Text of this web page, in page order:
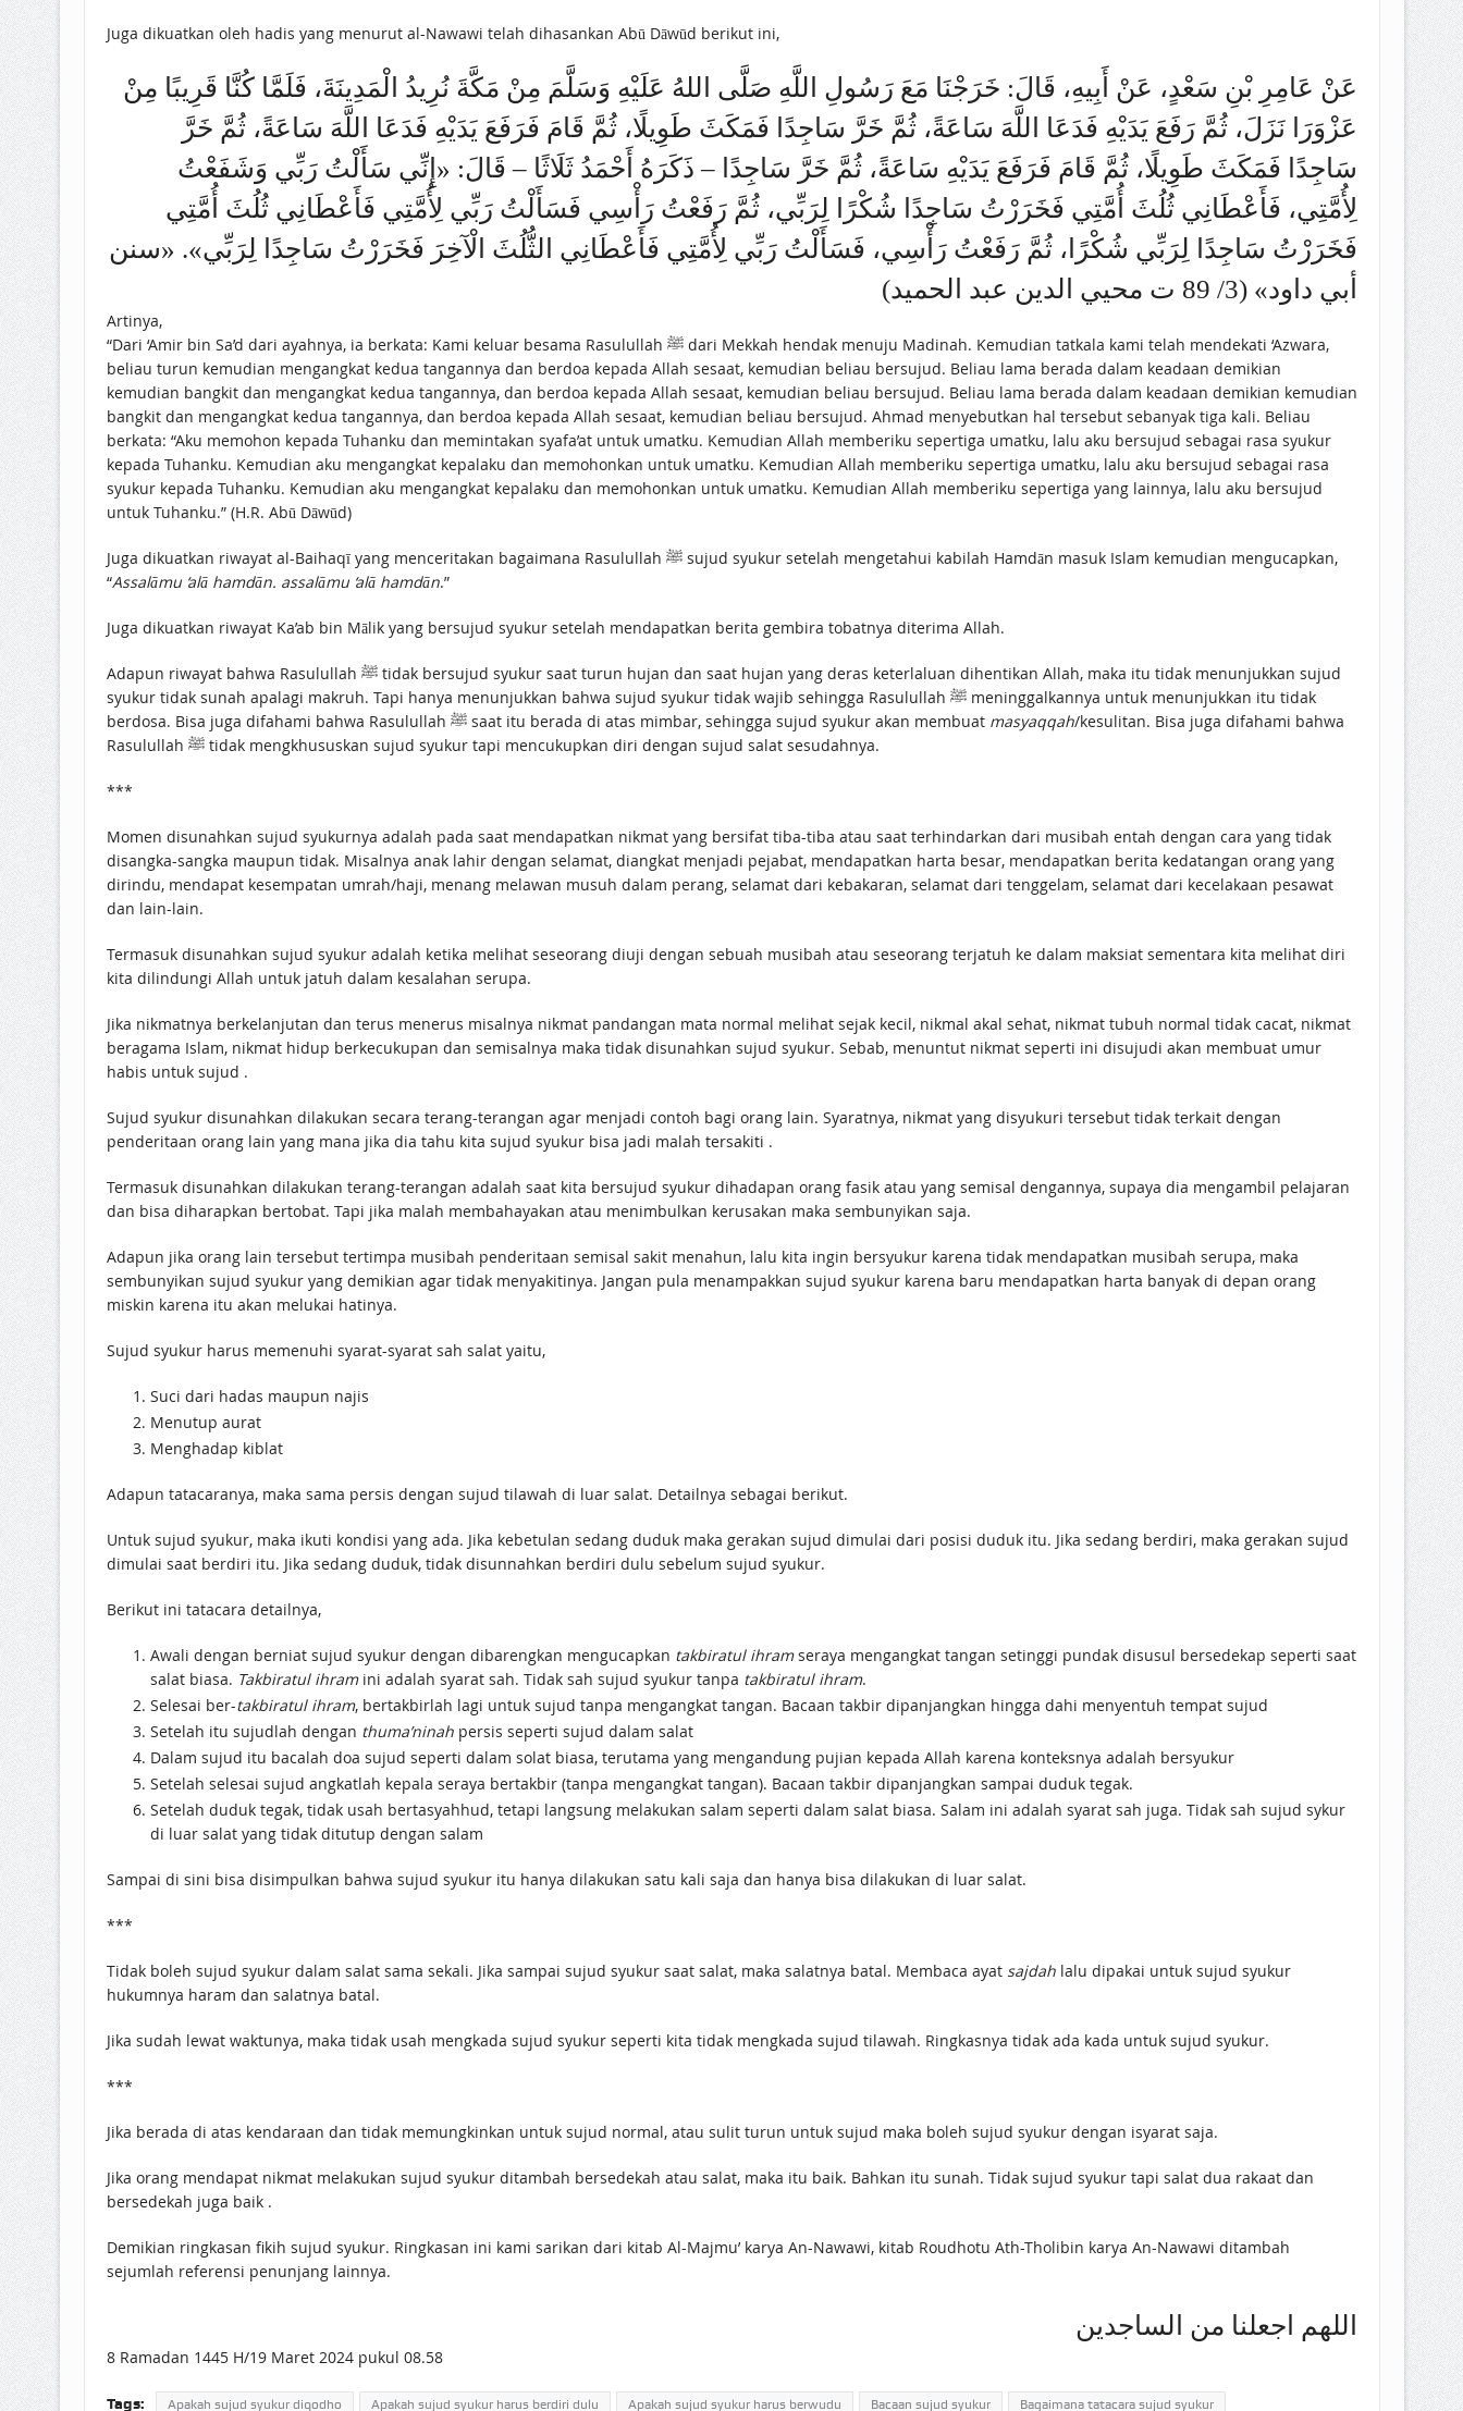
Juga dikuatkan oleh hadis yang menurut al-Nawawi telah dihasankan Abū Dāwūd berikut ini,
عَنْ عَامِرِ بْنِ سَعْدٍ، عَنْ أَبِيهِ، قَالَ: خَرَجْنَا مَعَ رَسُولِ اللَّهِ صَلَّى اللهُ عَلَيْهِ وَسَلَّمَ مِنْ مَكَّةَ نُرِيدُ الْمَدِينَةَ، فَلَمَّا كُنَّا قَرِيبًا مِنْ
عَزْوَرَا نَزَلَ، ثُمَّ رَفَعَ يَدَيْهِ فَدَعَا اللَّهَ سَاعَةً، ثُمَّ خَرَّ سَاجِدًا فَمَكَثَ طَوِيلًا، ثُمَّ قَامَ فَرَفَعَ يَدَيْهِ فَدَعَا اللَّهَ سَاعَةً، ثُمَّ خَرَّ
سَاجِدًا فَمَكَثَ طَوِيلًا، ثُمَّ قَامَ فَرَفَعَ يَدَيْهِ سَاعَةً، ثُمَّ خَرَّ سَاجِدًا – ذَكَرَهُ أَحْمَدُ ثَلَاثًا – قَالَ: «إِنِّي سَأَلْتُ رَبِّي وَشَفَعْتُ
لِأُمَّتِي، فَأَعْطَانِي ثُلُثَ أُمَّتِي فَخَرَرْتُ سَاجِدًا شُكْرًا لِرَبِّي، ثُمَّ رَفَعْتُ رَأْسِي فَسَأَلْتُ رَبِّي لِأُمَّتِي فَأَعْطَانِي ثُلُثَ أُمَّتِي
‌فَخَرَرْتُ ‌سَاجِدًا ‌لِرَبِّي شُكْرًا، ثُمَّ رَفَعْتُ رَأْسِي، فَسَأَلْتُ رَبِّي لِأُمَّتِي فَأَعْطَانِي الثُّلُثَ الْآخِرَ ‌فَخَرَرْتُ ‌سَاجِدًا ‌لِرَبِّي». «سنن
أبي داود» (3/ 89 ت محيي الدين عبد الحميد)
Artinya,
“Dari ‘Amir bin Sa’d dari ayahnya, ia berkata: Kami keluar besama Rasulullah ﷺ dari Mekkah hendak menuju Madinah. Kemudian tatkala kami telah mendekati ‘Azwara,
beliau turun kemudian mengangkat kedua tangannya dan berdoa kepada Allah sesaat, kemudian beliau bersujud. Beliau lama berada dalam keadaan demikian
kemudian bangkit dan mengangkat kedua tangannya, dan berdoa kepada Allah sesaat, kemudian beliau bersujud. Beliau lama berada dalam keadaan demikian kemudian
bangkit dan mengangkat kedua tangannya, dan berdoa kepada Allah sesaat, kemudian beliau bersujud. Ahmad menyebutkan hal tersebut sebanyak tiga kali. Beliau
berkata: “Aku memohon kepada Tuhanku dan memintakan syafa’at untuk umatku. Kemudian Allah memberiku sepertiga umatku, lalu aku bersujud sebagai rasa syukur
kepada Tuhanku. Kemudian aku mengangkat kepalaku dan memohonkan untuk umatku. Kemudian Allah memberiku sepertiga umatku, lalu aku bersujud sebagai rasa
syukur kepada Tuhanku. Kemudian aku mengangkat kepalaku dan memohonkan untuk umatku. Kemudian Allah memberiku sepertiga yang lainnya, lalu aku bersujud
untuk Tuhanku.” (H.R. Abū Dāwūd)
Juga dikuatkan riwayat al-Baihaqī yang menceritakan bagaimana Rasulullah ﷺ sujud syukur setelah mengetahui kabilah Hamdān masuk Islam kemudian mengucapkan,
“Assalāmu ‘alā hamdān. assalāmu ‘alā hamdān.”
Juga dikuatkan riwayat Ka’ab bin Mālik yang bersujud syukur setelah mendapatkan berita gembira tobatnya diterima Allah.
Adapun riwayat bahwa Rasulullah ﷺ tidak bersujud syukur saat turun hujan dan saat hujan yang deras keterlaluan dihentikan Allah, maka itu tidak menunjukkan sujud
syukur tidak sunah apalagi makruh. Tapi hanya menunjukkan bahwa sujud syukur tidak wajib sehingga Rasulullah ﷺ meninggalkannya untuk menunjukkan itu tidak
berdosa. Bisa juga difahami bahwa Rasulullah ﷺ saat itu berada di atas mimbar, sehingga sujud syukur akan membuat masyaqqah/kesulitan. Bisa juga difahami bahwa
Rasulullah ﷺ tidak mengkhususkan sujud syukur tapi mencukupkan diri dengan sujud salat sesudahnya.
***
Momen disunahkan sujud syukurnya adalah pada saat mendapatkan nikmat yang bersifat tiba-tiba atau saat terhindarkan dari musibah entah dengan cara yang tidak
disangka-sangka maupun tidak. Misalnya anak lahir dengan selamat, diangkat menjadi pejabat, mendapatkan harta besar, mendapatkan berita kedatangan orang yang
dirindu, mendapat kesempatan umrah/haji, menang melawan musuh dalam perang, selamat dari kebakaran, selamat dari tenggelam, selamat dari kecelakaan pesawat
dan lain-lain.
Termasuk disunahkan sujud syukur adalah ketika melihat seseorang diuji dengan sebuah musibah atau seseorang terjatuh ke dalam maksiat sementara kita melihat diri
kita dilindungi Allah untuk jatuh dalam kesalahan serupa.
Jika nikmatnya berkelanjutan dan terus menerus misalnya nikmat pandangan mata normal melihat sejak kecil, nikmal akal sehat, nikmat tubuh normal tidak cacat, nikmat
beragama Islam, nikmat hidup berkecukupan dan semisalnya maka tidak disunahkan sujud syukur. Sebab, menuntut nikmat seperti ini disujudi akan membuat umur
habis untuk sujud .
Sujud syukur disunahkan dilakukan secara terang-terangan agar menjadi contoh bagi orang lain. Syaratnya, nikmat yang disyukuri tersebut tidak terkait dengan
penderitaan orang lain yang mana jika dia tahu kita sujud syukur bisa jadi malah tersakiti .
Termasuk disunahkan dilakukan terang-terangan adalah saat kita bersujud syukur dihadapan orang fasik atau yang semisal dengannya, supaya dia mengambil pelajaran
dan bisa diharapkan bertobat. Tapi jika malah membahayakan atau menimbulkan kerusakan maka sembunyikan saja.
Adapun jika orang lain tersebut tertimpa musibah penderitaan semisal sakit menahun, lalu kita ingin bersyukur karena tidak mendapatkan musibah serupa, maka
sembunyikan sujud syukur yang demikian agar tidak menyakitinya. Jangan pula menampakkan sujud syukur karena baru mendapatkan harta banyak di depan orang
miskin karena itu akan melukai hatinya.
Sujud syukur harus memenuhi syarat-syarat sah salat yaitu,
Suci dari hadas maupun najis
Menutup aurat
Menghadap kiblat
Adapun tatacaranya, maka sama persis dengan sujud tilawah di luar salat. Detailnya sebagai berikut.
Untuk sujud syukur, maka ikuti kondisi yang ada. Jika kebetulan sedang duduk maka gerakan sujud dimulai dari posisi duduk itu. Jika sedang berdiri, maka gerakan sujud
dimulai saat berdiri itu. Jika sedang duduk, tidak disunnahkan berdiri dulu sebelum sujud syukur.
Berikut ini tatacara detailnya,
Awali dengan berniat sujud syukur dengan dibarengkan mengucapkan takbiratul ihramseraya mengangkat tangan setinggi pundak disusul bersedekap seperti saat
salat biasa. Takbiratul ihramini adalah syarat sah. Tidak sah sujud syukur tanpa takbiratul ihram.
Selesai ber-takbiratul ihram, bertakbirlah lagi untuk sujud tanpa mengangkat tangan. Bacaan takbir dipanjangkan hingga dahi menyentuh tempat sujud
Setelah itu sujudlah dengan thuma’ninahpersis seperti sujud dalam salat
Dalam sujud itu bacalah doa sujud seperti dalam solat biasa, terutama yang mengandung pujian kepada Allah karena konteksnya adalah bersyukur
Setelah selesai sujud angkatlah kepala seraya bertakbir (tanpa mengangkat tangan). Bacaan takbir dipanjangkan sampai duduk tegak.
Setelah duduk tegak, tidak usah bertasyahhud, tetapi langsung melakukan salam seperti dalam salat biasa. Salam ini adalah syarat sah juga. Tidak sah sujud sykur
di luar salat yang tidak ditutup dengan salam
Sampai di sini bisa disimpulkan bahwa sujud syukur itu hanya dilakukan satu kali saja dan hanya bisa dilakukan di luar salat.
***
Tidak boleh sujud syukur dalam salat sama sekali. Jika sampai sujud syukur saat salat, maka salatnya batal. Membaca ayat sajdahlalu dipakai untuk sujud syukur
hukumnya haram dan salatnya batal.
Jika sudah lewat waktunya, maka tidak usah mengkada sujud syukur seperti kita tidak mengkada sujud tilawah. Ringkasnya tidak ada kada untuk sujud syukur.
***
Jika berada di atas kendaraan dan tidak memungkinkan untuk sujud normal, atau sulit turun untuk sujud maka boleh sujud syukur dengan isyarat saja.
Jika orang mendapat nikmat melakukan sujud syukur ditambah bersedekah atau salat, maka itu baik. Bahkan itu sunah. Tidak sujud syukur tapi salat dua rakaat dan
bersedekah juga baik .
Demikian ringkasan fikih sujud syukur. Ringkasan ini kami sarikan dari kitab Al-Majmu’ karya An-Nawawi, kitab Roudhotu Ath-Tholibin karya An-Nawawi ditambah
sejumlah referensi penunjang lainnya.
اللهم اجعلنا من الساجدين
8 Ramadan 1445 H/19 Maret 2024 pukul 08.58
Tags: Apakah sujud syukur diqodho Apakah sujud syukur harus berdiri dulu Apakah sujud syukur harus berwudu Bacaan sujud syukur Bagaimana tatacara sujud syukur